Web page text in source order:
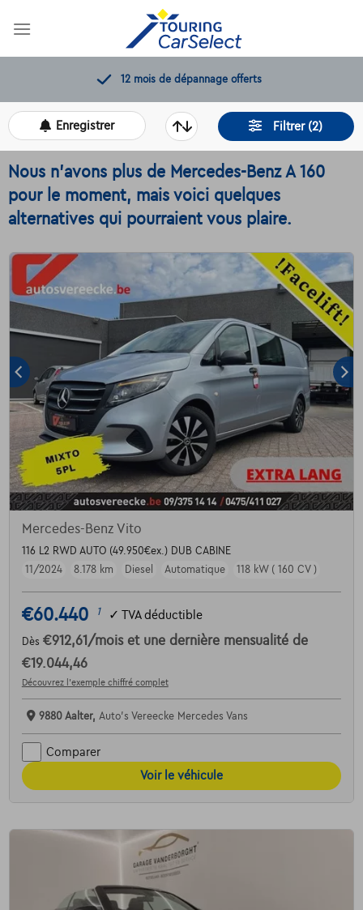
12 mois de dépannage offerts
Filtrer (2)
Enregistrer
Nous n'avons plus de Mercedes-Benz A 160
pour le moment, mais voici quelques
alternatives qui pourraient vous plaire.
Mercedes-Benz Vito
116 L2 RWD AUTO (49.950€ex.) DUB CABINE
11/2024
8.178 km Diesel Automatique 118 kW ( 160 CV )
€60.440 1 ✓ TVA déductible
Dès €912,61 /mois et une dernière mensualité de
€19.044,46
Découvrez l’exemple chiffré complet
9880 Aalter, Auto's Vereecke Mercedes Vans
Comparer
Voir le véhicule